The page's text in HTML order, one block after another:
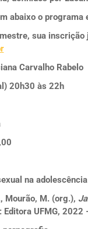
abaixo o programa
sua
Carvalho Rabelo
20h30 às 22h
na adolescência
Mourão, M. (org.),
UFMG, 2022